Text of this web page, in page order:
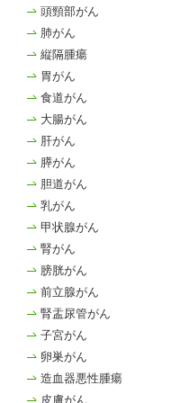
頭頸部がん
肺がん
縦隔腫瘍
胃がん
食道がん
大腸がん
肝がん
膵がん
胆道がん
乳がん
甲状腺がん
腎がん
膀胱がん
前立腺がん
腎盂尿管がん
子宮がん
卵巣がん
造血器悪性腫瘍
皮膚がん